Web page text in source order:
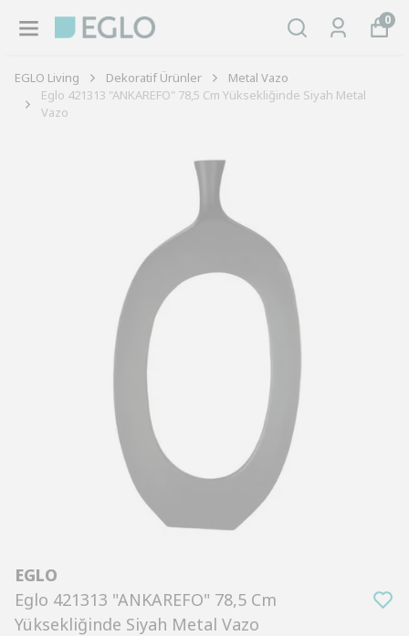
0
EGLO Living Dekoratif Ürünler
Metal Vazo
Eglo 421313 "ANKAREFO" 78,5 Cm Yüksekliğinde Siyah Metal
Vazo
EGLO
Eglo 421313 "ANKAREFO" 78,5 Cm
Yüksekliğinde Siyah Metal Vazo